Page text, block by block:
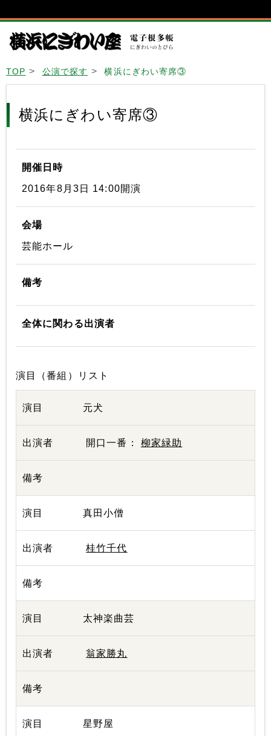
TOP 公演で探す 横浜にぎわい寄席③
横浜にぎわい寄席③
開催日時
2016年8月3日 14:00開演
会場
芸能ホール
備考
全体に関わる出演者
演目（番組）リスト
元犬
開口一番： 柳家緑助
真田小僧
桂竹千代
太神楽曲芸
翁家勝丸
星野屋